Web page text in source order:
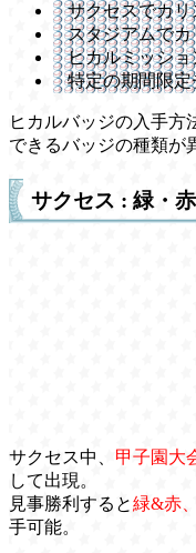
サクセスでカ
スタジアムで
ヒカルミッシ
特定の期間限
ヒカルバッジの入手方
できるバッジの種類が
サクセス : 緑・
サクセス中、 甲子園大
して出現。
見事勝利すると緑&赤
手可能。